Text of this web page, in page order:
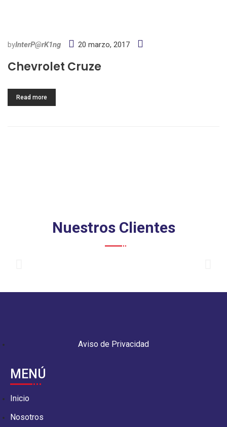
byInterP@rK1ng 20 marzo, 2017
Chevrolet Cruze
Read more
Nuestros Clientes
Aviso de Privacidad
MENÚ
Inicio
Nosotros